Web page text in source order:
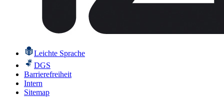
Leichte Sprache
DGS
Barrierefreiheit
Intern
Sitemap